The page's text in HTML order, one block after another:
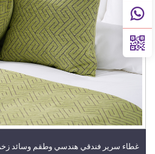
غطاء سرير فندقي هندسي وطقم وسائد